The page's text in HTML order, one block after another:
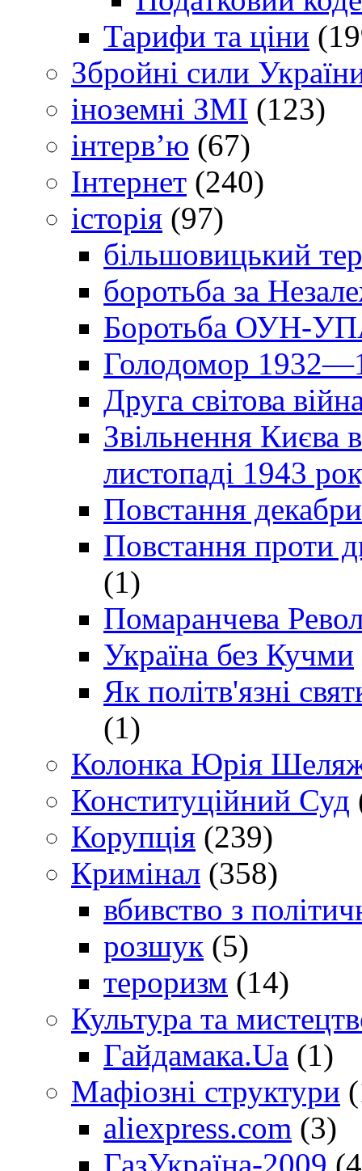
Тарифи та ціни
Збройні сили
іноземні ЗМІ (123)
інтерв’ю (67)
Інтернет (240)
історія (97)
більшовицький
боротьба за
Боротьба ОУН-УПА
Голодомор
Друга світова
Звільнення Києва
листопаді 1943
Повстання
Повстання проти
(1)
Помаранчева
Україна без Кучми
Як політв'язні
(1)
Колонка Юрія
Конституційний Суд
Корупція (239)
Кримінал (358)
вбивство з
розшук (5)
тероризм (14)
Культура та
Гайдамака.Ua (1)
Мафіозні структури
aliexpress.com (3)
ГазУкраїна-2009